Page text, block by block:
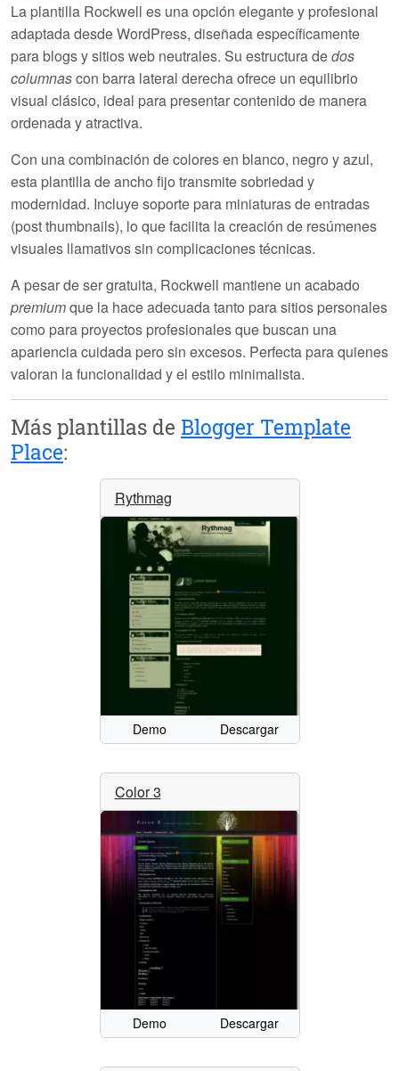
La plantilla Rockwell es una opción elegante y profesional
adaptada desde WordPress, diseñada específicamente
para blogs y sitios web neutrales. Su estructura dedos
columnascon barra lateral derecha ofrece un equilibrio
visual clásico, ideal para presentar contenido de manera
ordenada y atractiva.
Con una combinación de colores en blanco, negro y azul,
esta plantilla de ancho fijo transmite sobriedad y
modernidad. Incluye soporte para miniaturas de entradas
(post thumbnails), lo que facilita la creación de resúmenes
visuales llamativos sin complicaciones técnicas.
A pesar de sergratuita, Rockwell mantiene un acabado
premiumque la hace adecuada tanto para sitios personales
como para proyectos profesionales que buscan una
apariencia cuidada pero sin excesos. Perfecta para quienes
valoran la funcionalidad y el estilo minimalista.
Más plantillas de Blogger Template
Place:
Rythmag
Demo Descargar
Color 3
Demo Descargar